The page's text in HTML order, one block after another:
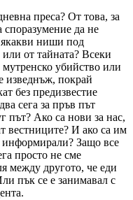
преса? От това, за
споразумение да не
ниши под
от тайната? Всеки
мутренско убийство или
изведнъж, покрай
без предизвестие
сега за пръв път
път? Ако са нови за нас,
вестниците? И ако са им
информирали? Защо все
просто не сме
между другото, че еди
пък се е занимавал с